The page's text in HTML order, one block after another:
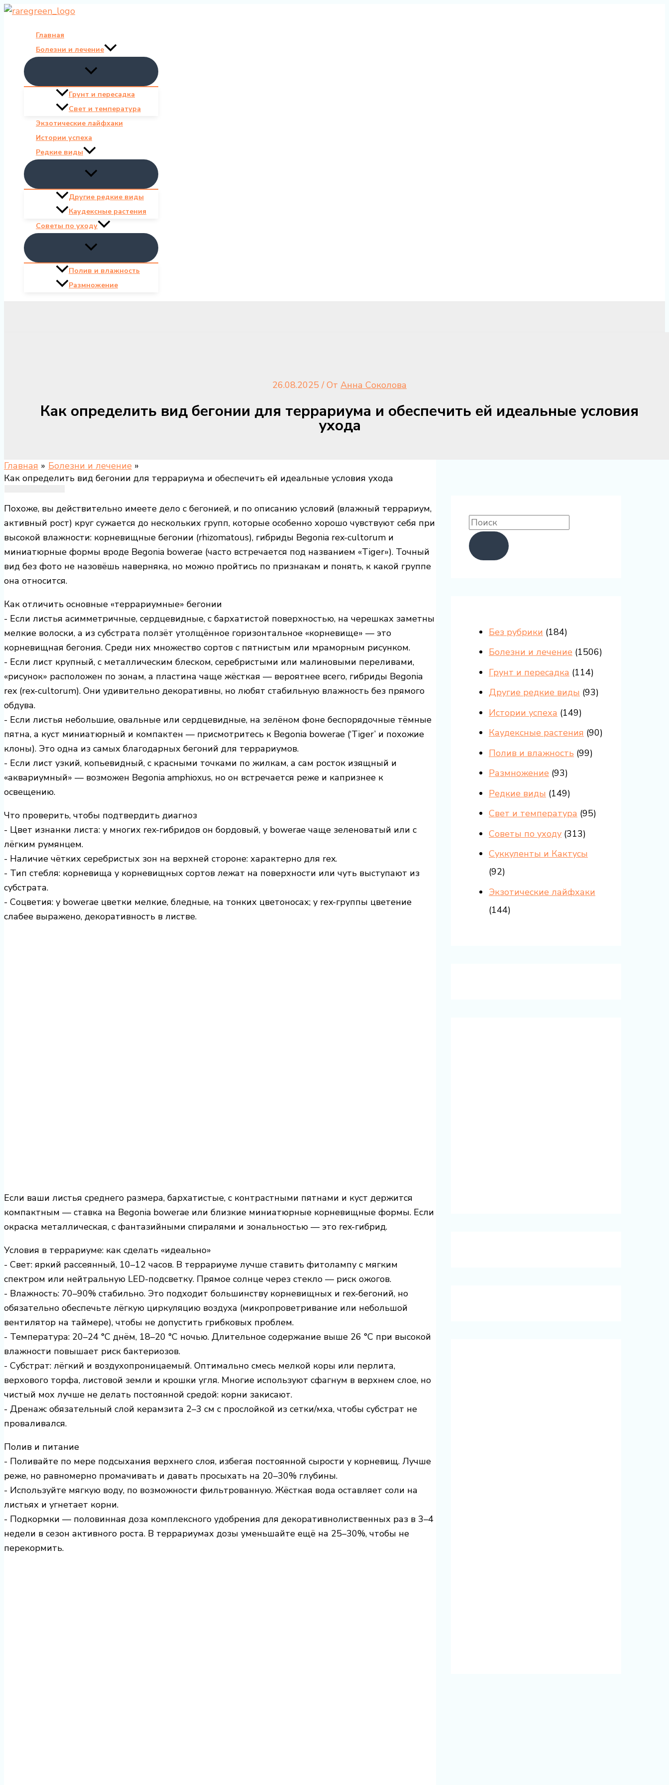
Перейти
содержимому
Главная
Болезни и лечение
Грунт и пересадка
Свет и температура
Экзотические лайфхаки
Истории успеха
Редкие виды
Другие редкие виды
Каудексные растения
Советы по уходу
Полив и влажность
Размножение
26.08.2025/ От Анна Соколова
Как определить вид бегонии для террариума и обеспечить ей идеальные условия
ухода
Главная
Болезни и лечение
Как определить вид бегонии для террариума и обеспечить ей идеальные условия ухода
Похоже, вы действительно имеете дело с бегонией, и по описанию условий (влажный террариум,
активный рост) круг сужается до нескольких групп, которые особенно хорошо чувствуют себя при
высокой влажности: корневищные бегонии (rhizomatous), гибриды Begonia rex-cultorum и
миниатюрные формы вроде Begonia bowerae (часто встречается под названием «Tiger»). Точный
вид без фото не назовёшь наверняка, но можно пройтись по признакам и понять, к какой группе
она относится.
Как отличить основные «террариумные» бегонии
- Если листья асимметричные, сердцевидные, с бархатистой поверхностью, на черешках заметны
мелкие волоски, а из субстрата ползёт утолщённое горизонтальное «корневище» — это
корневищная бегония. Среди них множество сортов с пятнистым или мраморным рисунком.
- Если лист крупный, с металлическим блеском, серебристыми или малиновыми переливами,
«рисунок» расположен по зонам, а пластина чаще жёсткая — вероятнее всего, гибриды Begonia
rex (rex-cultorum). Они удивительно декоративны, но любят стабильную влажность без прямого
обдува.
- Если листья небольшие, овальные или сердцевидные, на зелёном фоне беспорядочные тёмные
пятна, а куст миниатюрный и компактен — присмотритесь к Begonia bowerae (‘Tiger’ и похожие
клоны). Это одна из самых благодарных бегоний для террариумов.
- Если лист узкий, копьевидный, с красными точками по жилкам, а сам росток изящный и
«аквариумный» — возможен Begonia amphioxus, но он встречается реже и капризнее к
освещению.
Что проверить, чтобы подтвердить диагноз
- Цвет изнанки листа: у многих rex-гибридов он бордовый, у bowerae чаще зеленоватый или с
лёгким румянцем.
- Наличие чётких серебристых зон на верхней стороне: характерно для rex.
- Тип стебля: корневища у корневищных сортов лежат на поверхности или чуть выступают из
субстрата.
- Соцветия: у bowerae цветки мелкие, бледные, на тонких цветоносах; у rex-группы цветение
слабее выражено, декоративность в листве.
Если ваши листья среднего размера, бархатистые, с контрастными пятнами и куст держится
компактным — ставка на Begonia bowerae или близкие миниатюрные корневищные формы. Если
окраска металлическая, с фантазийными спиралями и зональностью — это rex-гибрид.
Условия в террариуме: как сделать «идеально»
- Свет: яркий рассеянный, 10–12 часов. В террариуме лучше ставить фитолампу с мягким
спектром или нейтральную LED-подсветку. Прямое солнце через стекло — риск ожогов.
- Влажность: 70–90% стабильно. Это подходит большинству корневищных и rex-бегоний, но
обязательно обеспечьте лёгкую циркуляцию воздуха (микропроветривание или небольшой
вентилятор на таймере), чтобы не допустить грибковых проблем.
- Температура: 20–24 °C днём, 18–20 °C ночью. Длительное содержание выше 26 °C при высокой
влажности повышает риск бактериозов.
- Субстрат: лёгкий и воздухопроницаемый. Оптимально смесь мелкой коры или перлита,
верхового торфа, листовой земли и крошки угля. Многие используют сфагнум в верхнем слое, но
чистый мох лучше не делать постоянной средой: корни закисают.
- Дренаж: обязательный слой керамзита 2–3 см с прослойкой из сетки/мха, чтобы субстрат не
проваливался.
Полив и питание
- Поливайте по мере подсыхания верхнего слоя, избегая постоянной сырости у корневищ. Лучше
реже, но равномерно промачивать и давать просыхать на 20–30% глубины.
- Используйте мягкую воду, по возможности фильтрованную. Жёсткая вода оставляет соли на
листьях и угнетает корни.
- Подкормки — половинная доза комплексного удобрения для декоративнолиственных раз в 3–4
недели в сезон активного роста. В террариумах дозы уменьшайте ещё на 25–30%, чтобы не
перекормить.
Без рубрики (184)
Болезни и лечение (1506)
Грунт и пересадка (114)
Другие редкие виды (93)
Истории успеха (149)
Каудексные растения (90)
Полив и влажность (99)
Размножение (93)
Редкие виды (149)
Свет и температура (95)
Советы по уходу (313)
Суккуленты и Кактусы
(92)
Экзотические лайфхаки
(144)